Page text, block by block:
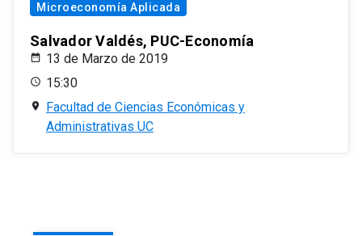
Microeconomía Aplicada
Salvador Valdés, PUC-Economía
13 de Marzo de 2019
15:30
Facultad de Ciencias Económicas y
Administrativas UC